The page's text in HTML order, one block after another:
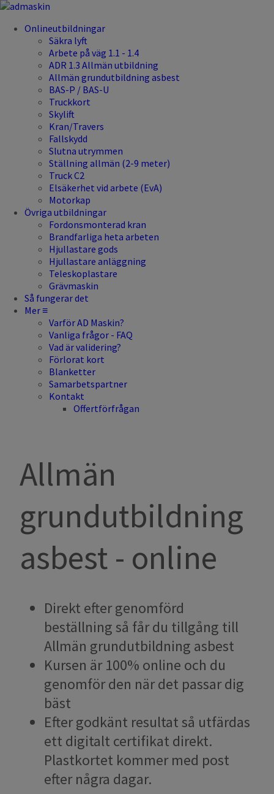
Onlineutbildningar
Säkra lyft
Arbete på väg 1.1 - 1.4
ADR 1.3 Allmän utbildning
Allmän grundutbildning asbest
BAS-P / BAS-U
Truckkort
Skylift
Kran/Travers
Fallskydd
Slutna utrymmen
Ställning allmän (2-9 meter)
Truck C2
Elsäkerhet vid arbete (EvA)
Motorkap
Övriga utbildningar
Fordonsmonterad kran
Brandfarliga heta arbeten
Hjullastare gods
Hjullastare anläggning
Teleskoplastare
Grävmaskin
Så fungerar det
Mer ≡
Varför AD Maskin?
Vanliga frågor - FAQ
Vad är validering?
Förlorat kort
Blanketter
Samarbetspartner
Kontakt
Offertförfrågan
Allmän
grundutbildning
asbest - online
Direkt efter genomförd
beställning så får du tillgång till
Allmän grundutbildning asbest
Kursen är 100% online och du
genomför den när det passar dig
bäst
Efter godkänt resultat så utfärdas
ett digitalt certifikat direkt.
Plastkortet kommer med post
efter några dagar.